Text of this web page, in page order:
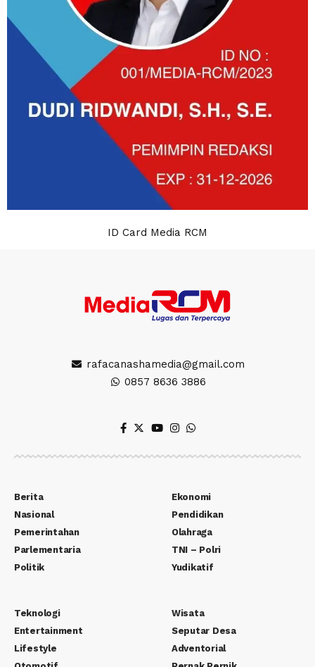
ID Card Media RCM
rafacanashamedia@gmail.com
0857 8636 3886
Berita
Nasional
Pemerintahan
Parlementaria
Politik
Ekonomi
Pendidikan
Olahraga
TNI – Polri
Yudikatif
Teknologi
Entertainment
Lifestyle
Wisata
Seputar Desa
Adventorial